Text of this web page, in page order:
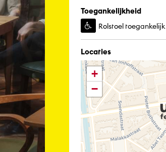
Toegankelijkheid
Rolstoel toegankelijk
Locaties
+
−